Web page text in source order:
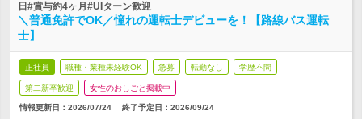
日#賞与約4ヶ月#UIターン歓迎
＼普通免許でOK／憧れの運転士デビューを！【路線バス運転
士】
正社員 職種・業種未経験OK 急募 転勤なし 学歴不問
第二新卒歓迎 女性のおしごと掲載中
情報更新日：2026/07/24 終了予定日： 2026/09/24